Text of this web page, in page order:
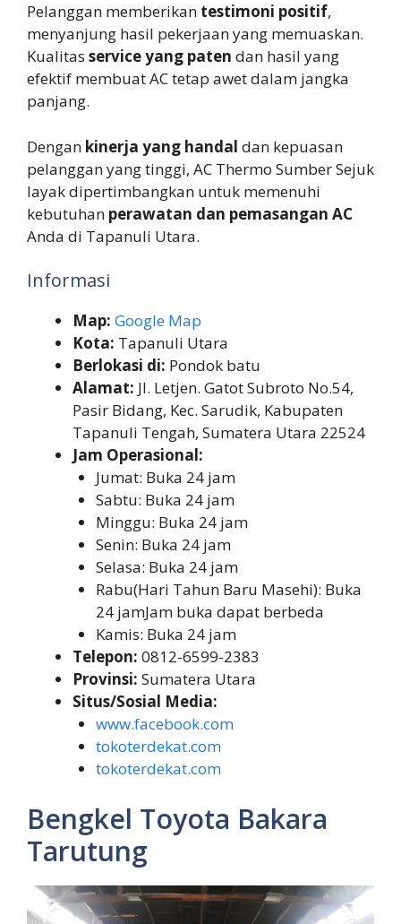
Pelanggan memberikan testimoni positif,
menyanjung hasil pekerjaan yang memuaskan.
Kualitas service yang paten dan hasil yang
efektif membuat AC tetap awet dalam jangka
panjang.
Dengan kinerja yang handal dan kepuasan
pelanggan yang tinggi, AC Thermo Sumber Sejuk
layak dipertimbangkan untuk memenuhi
kebutuhan perawatan dan pemasangan AC
Anda di Tapanuli Utara.
Informasi
Map: Google Map
Kota: Tapanuli Utara
Berlokasi di: Pondok batu
Alamat: Jl. Letjen. Gatot Subroto No.54,
Pasir Bidang, Kec. Sarudik, Kabupaten
Tapanuli Tengah, Sumatera Utara 22524
Jam Operasional:
Jumat: Buka 24 jam
Sabtu: Buka 24 jam
Minggu: Buka 24 jam
Senin: Buka 24 jam
Selasa: Buka 24 jam
Rabu(Hari Tahun Baru Masehi): Buka
24 jamJam buka dapat berbeda
Kamis: Buka 24 jam
Telepon: 0812-6599-2383
Provinsi: Sumatera Utara
Situs/Sosial Media:
www.facebook.com
tokoterdekat.com
tokoterdekat.com
Bengkel Toyota Bakara
Tarutung